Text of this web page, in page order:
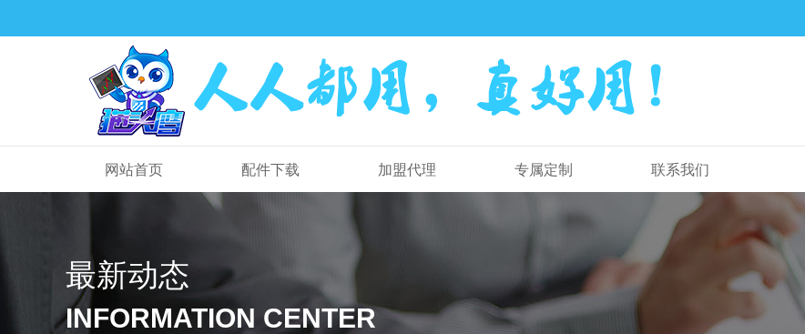
网站首页 配件下载 加盟代理 专属定制 联系我们
最新动态
INFORMATION CENTER